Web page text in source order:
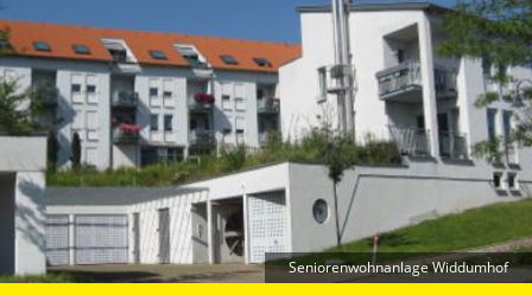
Seniorenwohnanlage Widdumhof